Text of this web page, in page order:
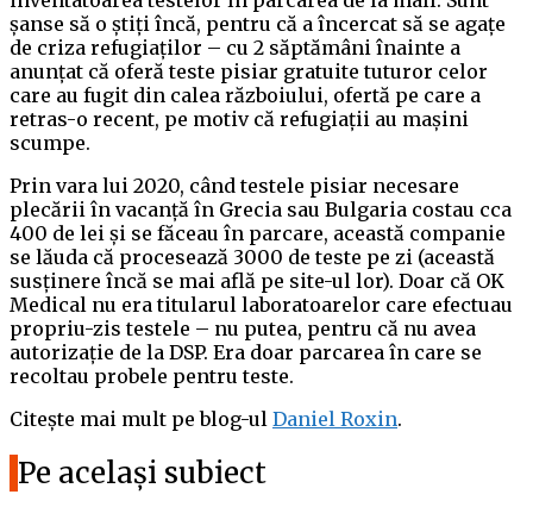
șanse să o știți încă, pentru că a încercat să se agațe
de criza refugiaților – cu 2 săptămâni înainte a
anunțat că oferă teste pisiar gratuite tuturor celor
care au fugit din calea războiului, ofertă pe care a
retras-o recent, pe motiv că refugiații au mașini
scumpe.
Prin vara lui 2020, când testele pisiar necesare
plecării în vacanță în Grecia sau Bulgaria costau cca
400 de lei și se făceau în parcare, această companie
se lăuda că procesează 3000 de teste pe zi (această
susținere încă se mai află pe site-ul lor). Doar că OK
Medical nu era titularul laboratoarelor care efectuau
propriu-zis testele – nu putea, pentru că nu avea
autorizație de la DSP. Era doar parcarea în care se
recoltau probele pentru teste.
Citește mai mult pe blog-ul Daniel Roxin.
Pe același subiect